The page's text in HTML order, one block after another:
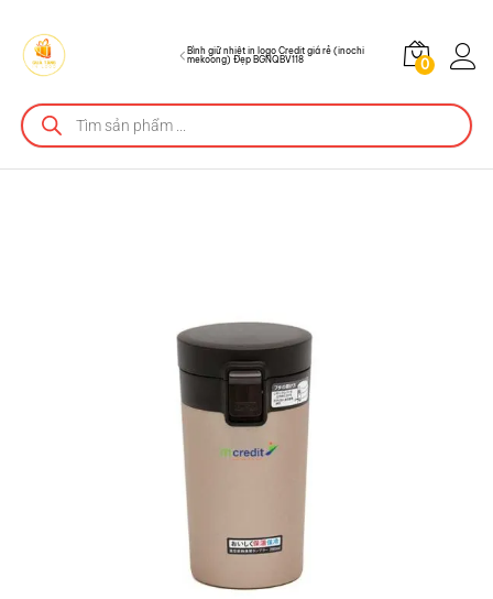
Bình giữ nhiệt in logo Credit giá rẻ (inochi
mekoong) Đẹp BGNQBV118
0